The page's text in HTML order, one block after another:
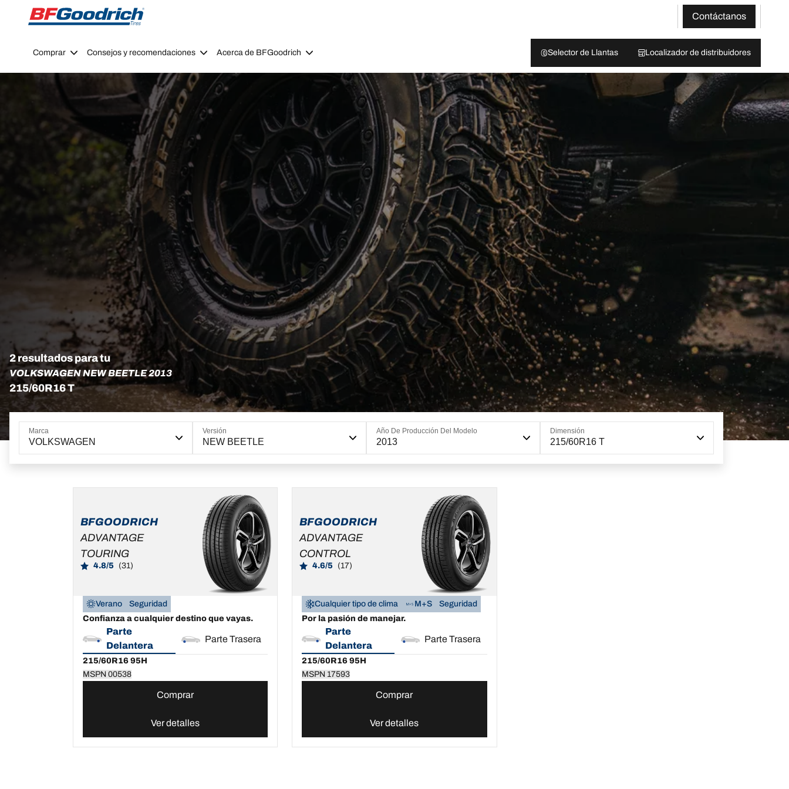
Go to page content
Go to page navigation
Contáctanos
Comprar Consejos y recomendaciones Acerca de BFGoodrich Selector de Llantas Localizador de distribuidores
2 resultados para tu
VOLKSWAGEN NEW BEETLE 2013
215/60R16 T
Marca
VOLKSWAGEN
Versión
NEW BEETLE
Año De Producción Del Modelo
2013
Dimensión
215/60R16 T
BFGOODRICH
ADVANTAGE
TOURING
4.8/5 (31)
Verano
Seguridad
Confianza a cualquier destino que vayas.
Parte
Delantera
Parte Trasera
215/60R16 95H
MSPN 00538
MSPN
00538
Comprar
Ver detalles
BFGOODRICH
ADVANTAGE
CONTROL
4.6/5 (17)
Cualquier tipo de clima M+S
Seguridad
Por la pasión de manejar.
Parte
Delantera
Parte Trasera
215/60R16 95H
MSPN 17593
MSPN
17593
Comprar
Ver detalles